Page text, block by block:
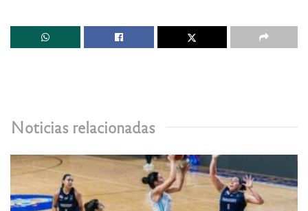
Noticias relacionadas